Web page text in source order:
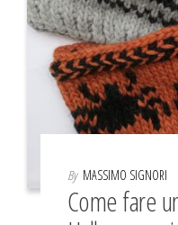
By MASSIMO SIGNORI
Come fare